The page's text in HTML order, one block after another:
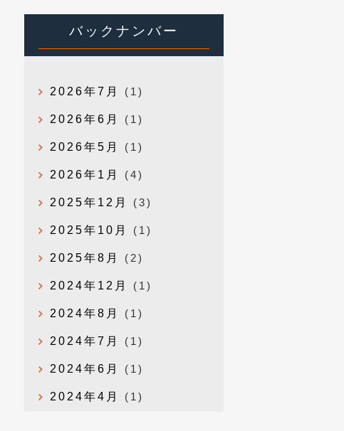
バックナンバー
2026年7月 (1)
2026年6月 (1)
2026年5月 (1)
2026年1月 (4)
2025年12月 (3)
2025年10月 (1)
2025年8月 (2)
2024年12月 (1)
2024年8月 (1)
2024年7月 (1)
2024年6月 (1)
2024年4月 (1)